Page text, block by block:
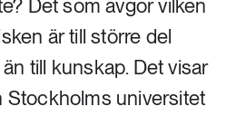
Det som avgör vilken
är till större del
till kunskap. Det visar
Stockholms universitet